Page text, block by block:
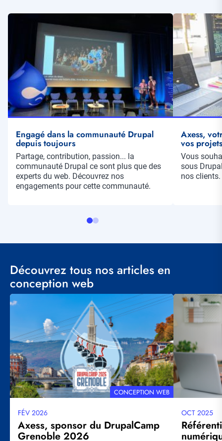
Illustration
Engagé dans la communauté Drupal
depuis toujours
Résumé
Partage, contribution, passion... la
communauté Drupal ce sont plus que des
experts du web. Découvrez nos
engagements pour cette communauté.
Illustration
vignette
Axess,
vos
Résumé
Vous
sous
nos clients.
Découvrez tous nos articles en
conception web
Visuel
principal
THÉMATIQUE
CONCEPTION WEB
Date
mise
à
jour
FÉV 2026
Axess, sponsor du DrupalCamp
Grenoble 2026
Visuel
principal
Date
mise
à
jour
OCT 2025